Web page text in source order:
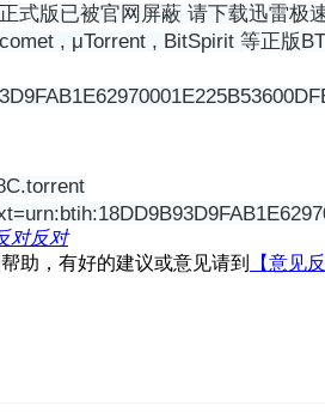
式版已被官网屏蔽 请下载迅雷极
, μTorrent , BitSpirit 等正版
反对
助，有好的建议或意见请到
【意见